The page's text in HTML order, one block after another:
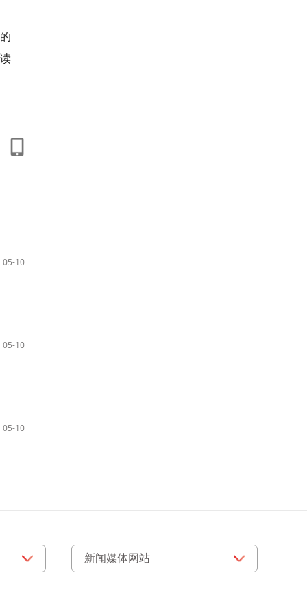
05-10
05-10
05-10